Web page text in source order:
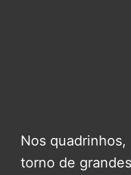
Nos
torno de